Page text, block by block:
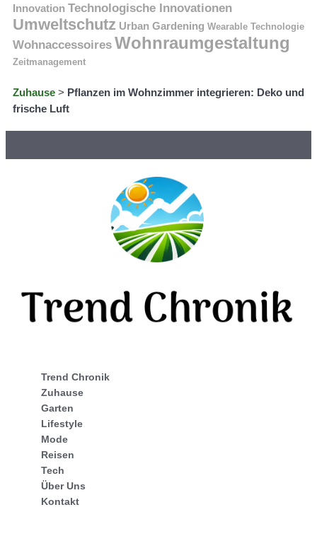
Innovation Technologische Innovationen
Umweltschutz Urban Gardening Wearable Technologie
Wohnaccessoires Wohnraumgestaltung
Zeitmanagement
Zuhause > Pflanzen im Wohnzimmer integrieren: Deko und
frische Luft
Trend Chronik
Zuhause
Garten
Lifestyle
Mode
Reisen
Tech
Über Uns
Kontakt